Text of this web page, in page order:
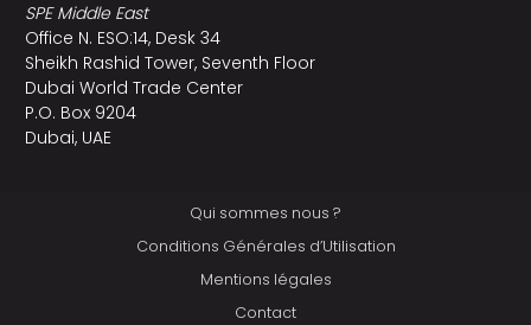
SPE Middle East
Office N. ESO:14, Desk 34
Sheikh Rashid Tower, Seventh Floor
Dubai World Trade Center
P.O. Box 9204
Dubai, UAE
Qui sommes nous ?
Conditions Générales d’Utilisation
Mentions légales
Contact